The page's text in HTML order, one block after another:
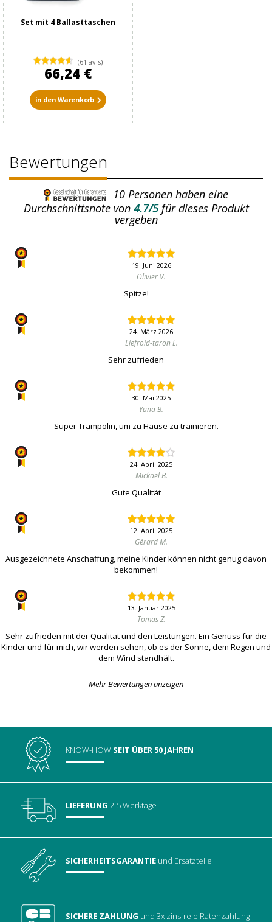
Set mit 4 Ballasttaschen
(61 avis)
66,24 €
in den Warenkorb
Bewertungen
10 Personen haben eine
Durchschnittsnote von4.7/5 für dieses Produkt
vergeben
19. Juni 2026
Olivier V.
Spitze!
24. März 2026
Liefroid-taron L.
Sehr zufrieden
30. Mai 2025
Yuna B.
Super Trampolin, um zu Hause zu trainieren.
24. April 2025
Mickaël B.
Gute Qualität
12. April 2025
Gérard M.
Ausgezeichnete Anschaffung, meine Kinder können nicht genug davon
bekommen!
13. Januar 2025
Tomas Z.
Sehr zufrieden mit der Qualität und den Leistungen. Ein Genuss für die
Kinder und für mich, wir werden sehen, ob es der Sonne, dem Regen und
dem Wind standhält.
Mehr Bewertungen anzeigen
KNOW-HOW SEIT ÜBER 50 JAHREN
LIEFERUNG 2-5 Werktage
SICHERHEITSGARANTIE und Ersatzteile
SICHERE ZAHLUNG und 3x zinsfreie Ratenzahlung